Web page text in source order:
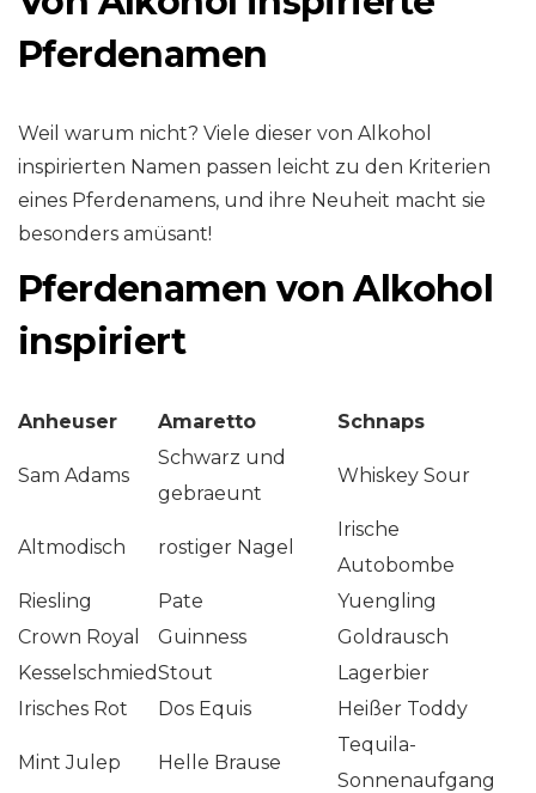
Pferdenamen
Weil warum nicht? Viele dieser von Alkohol
inspirierten Namen passen leicht zu den Kriterien
eines Pferdenamens, und ihre Neuheit macht sie
besonders amüsant!
Pferdenamen von Alkohol
inspiriert
Anheuser Amaretto Schnaps
Sam Adams
Schwarz und
gebraeunt
Whiskey Sour
Altmodisch rostiger Nagel
Irische
Autobombe
Riesling
Pate
Yuengling
Crown Royal
Guinness
Goldrausch
KesselschmiedStout
Lagerbier
Irisches Rot
Dos Equis Heißer Toddy
Mint Julep Helle Brause
Tequila-
Sonnenaufgang